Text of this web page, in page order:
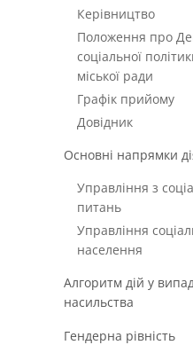
Керівництво
Положення про
соціальної
міської ради
Графік прийому
Довідник
Основні напрямки
Управління з
питань
Управління
населення
Алгоритм дій у
насильства
Гендерна рівність